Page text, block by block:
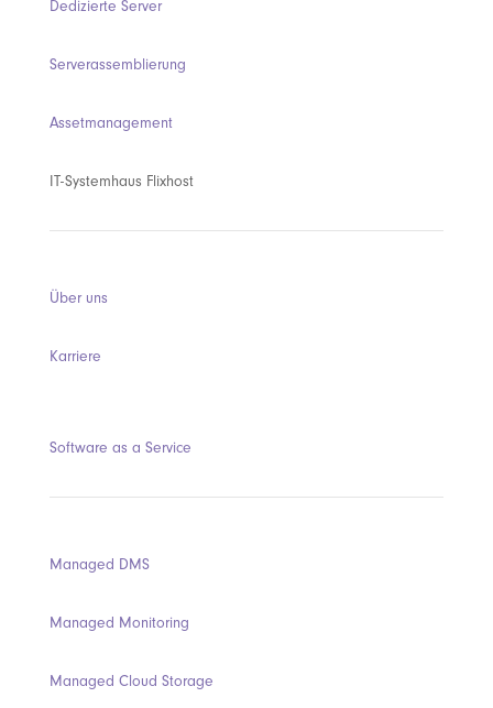
Dedizierte Server
Serverassemblierung
Assetmanagement
IT-Systemhaus Flixhost
Über uns
Karriere
Software as a Service
Managed DMS
Managed Monitoring
Managed Cloud Storage